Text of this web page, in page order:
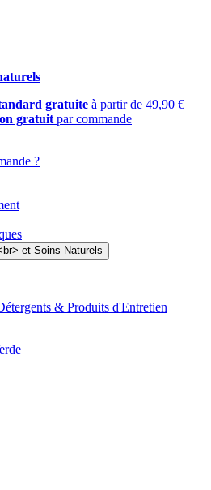
gratuite à partir de 49,90 €
gratuit par commande
?
& Produits d'Entretien